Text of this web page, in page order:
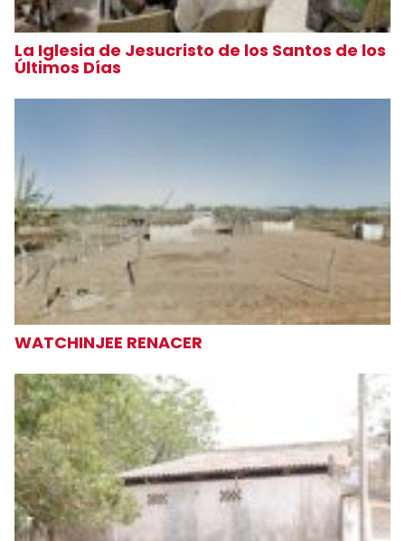
La Iglesia de Jesucristo de los Santos de los
Últimos Días
WATCHINJEE RENACER